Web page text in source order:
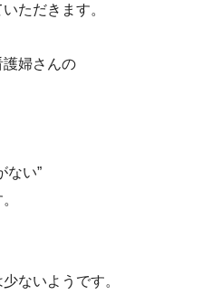
ただきます。
護婦さんの
ない”
ないようです。